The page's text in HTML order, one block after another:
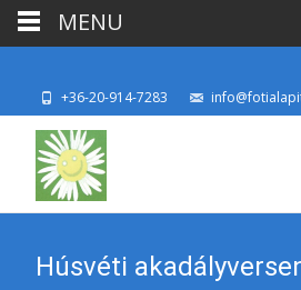
+36-20-914-7283
Húsvéti
MENU